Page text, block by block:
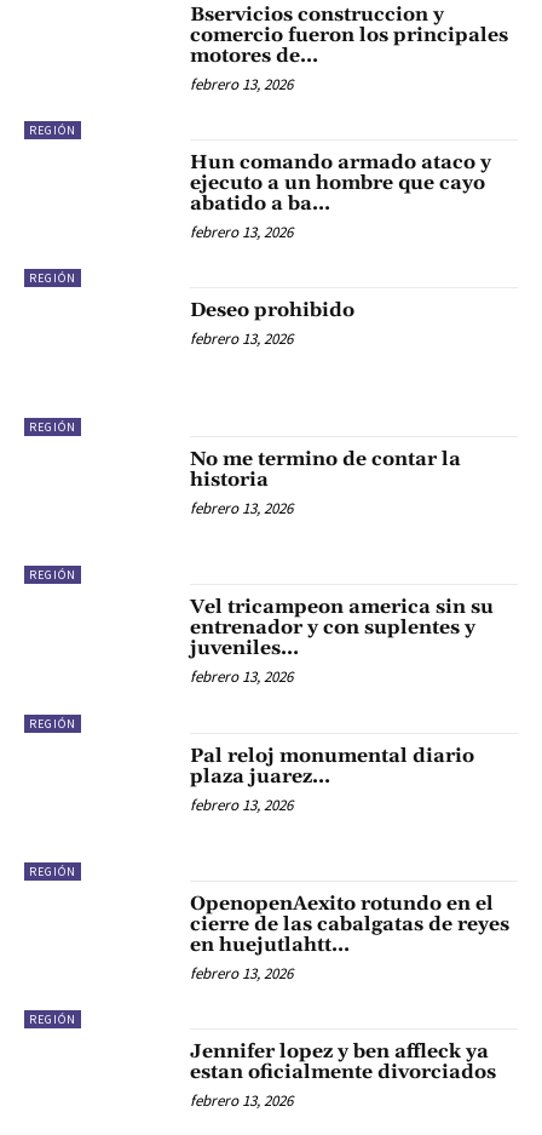
REGIÓN
Bservicios construccion y
comercio fueron los principales
motores de…
febrero 13, 2026
REGIÓN
Hun comando armado ataco y
ejecuto a un hombre que cayo
abatido a ba…
febrero 13, 2026
REGIÓN
Deseo prohibido
febrero 13, 2026
REGIÓN
No me termino de contar la
historia
febrero 13, 2026
REGIÓN
Vel tricampeon america sin su
entrenador y con suplentes y
juveniles…
febrero 13, 2026
REGIÓN
Pal reloj monumental diario
plaza juarez…
febrero 13, 2026
REGIÓN
OpenopenAexito rotundo en el
cierre de las cabalgatas de reyes
en huejutlahtt…
febrero 13, 2026
Jennifer lopez y ben affleck ya
estan oficialmente divorciados
febrero 13, 2026